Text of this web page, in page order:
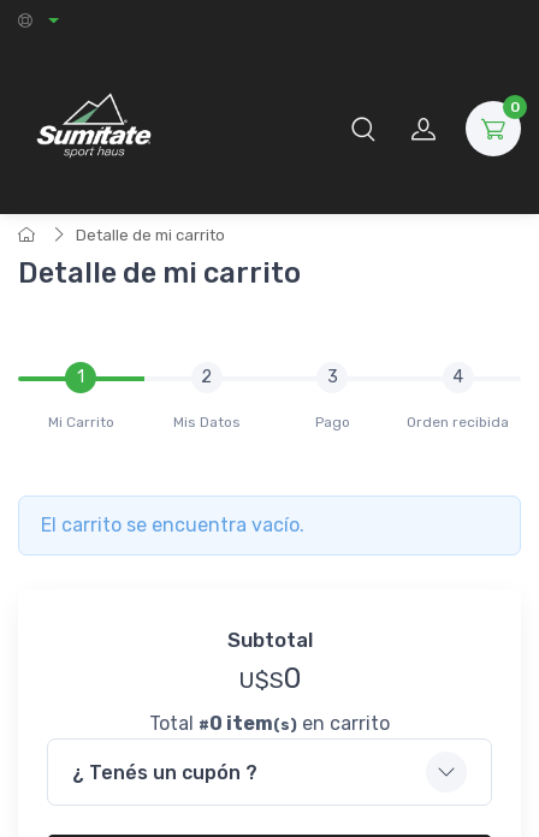
0
Detalle de mi carrito
Detalle de mi carrito
1
Mi Carrito
2
Mis Datos
3
Pago
4
Orden recibida
El carrito se encuentra vacío.
Subtotal
U$S0
Total #0 item(s) en carrito
¿ Tenés un cupón ?